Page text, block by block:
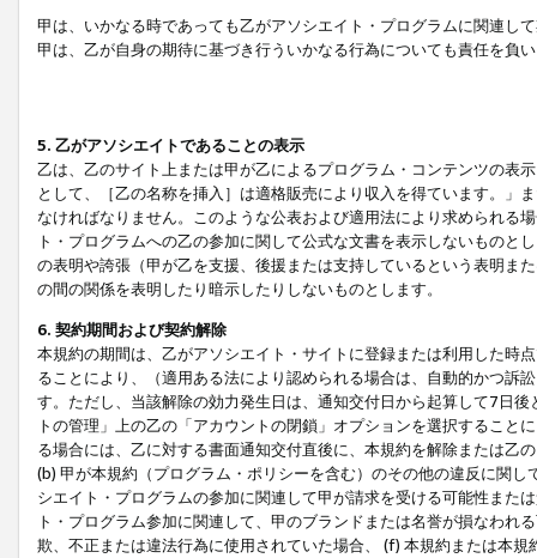
甲は、いかなる時であっても乙がアソシエイト・プログラムに関連し
甲は、乙が自身の期待に基づき行ういかなる行為についても責任を負
5. 乙がアソシエイトであることの表示
乙は、乙のサイト上または甲が乙によるプログラム・コンテンツの表
として、［乙の名称を挿入］は適格販売により収入を得ています。」
なければなりません。このような公表および適用法により求められる
ト・プログラムへの乙の参加に関して公式な文書を表示しないもの
の表明や誇張（甲が乙を支援、後援または支持しているという表明ま
の間の関係を表明したり暗示したりしないものとします。
6. 契約期間および契約解除
本規約の期間は、乙がアソシエイト・サイトに登録または利用した時
ることにより、（適用ある法により認められる場合は、自動的かつ訴
す。ただし、当該解除の効力発生日は、通知交付日から起算して7日
トの管理」上の乙の「アカウントの閉鎖」オプションを選択するこ
る場合には、乙に対する書面通知交付直後に、本規約を解除または乙
(b) 甲が本規約（プログラム・ポリシーを含む）のその他の違反に関
シエイト・プログラムの参加に関連して甲が請求を受ける可能性また
ト・プログラム参加に関連して、甲のブランドまたは名誉が損なわれ
欺、不正または違法行為に使用されていた場合、 (f) 本規約または本